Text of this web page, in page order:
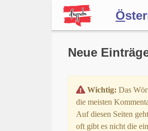
Ö
Wörterbuch
Blog
Neue
Wichtig: Das
die meisten
Auf diesen Seiten
oft gibt es nicht die